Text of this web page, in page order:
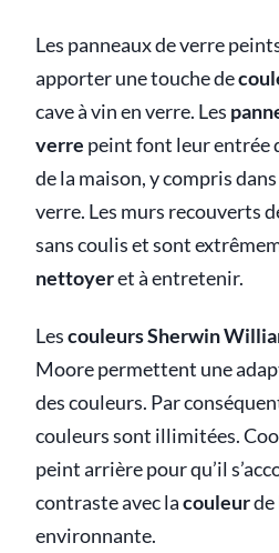
Les panneaux de verre
apporter une touche de
cave à vin en verre. Les
verre peint font leur entrée
de la maison, y compris
verre. Les murs recouverts
sans coulis et sont
nettoyeret à entretenir.
Lescouleurs Sherwin
Moore permettent une
des couleurs. Par
couleurs sont illimitées.
peint arrière pour qu’il
contraste avec lacouleurde
environnante.